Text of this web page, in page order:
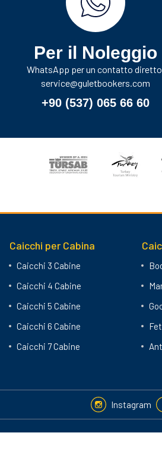
Per il Noleggio
WhatsApp per un contatto
service@guletbookers.com
+90 (537) 065 66 60
Caicchi per Cabina
Caicchi 3 Cabine
Caicchi 4 Cabine
Caicchi 5 Cabine
Caicchi 6 Cabine
Caicchi 7 Cabine
Instagram